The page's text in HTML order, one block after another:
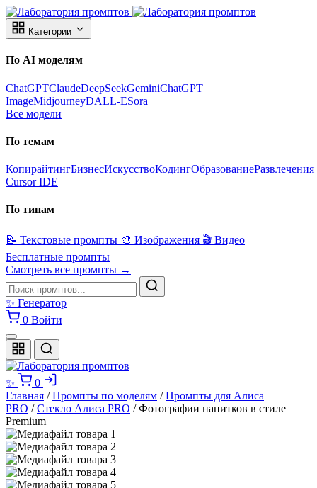
Категории
По AI моделям
ChatGPTClaudeDeepSeekGeminiChatGPT
ImageMidjourneyDALL-ESora
Все модели
По темам
КопирайтингБизнесИскусствоКодингОбразованиеРазвлечения
Cursor IDE
По типам
📝 Текстовые промпты 🎨 Изображения 🎬 Видео
Бесплатные промпты
Смотреть все промпты →
✨ Генератор
0 Войти
✨
0
Главная /Промпты по моделям /Промпты для Алиса
PRO /Стекло Алиса PRO / Фотографии напитков в стиле
Premium